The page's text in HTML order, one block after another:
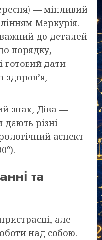
— мінливий
Меркурія.
до деталей
порядку,
готовий дати
здоров’я,
знак, Діва —
дають різні
аспект
та
але
над собою.